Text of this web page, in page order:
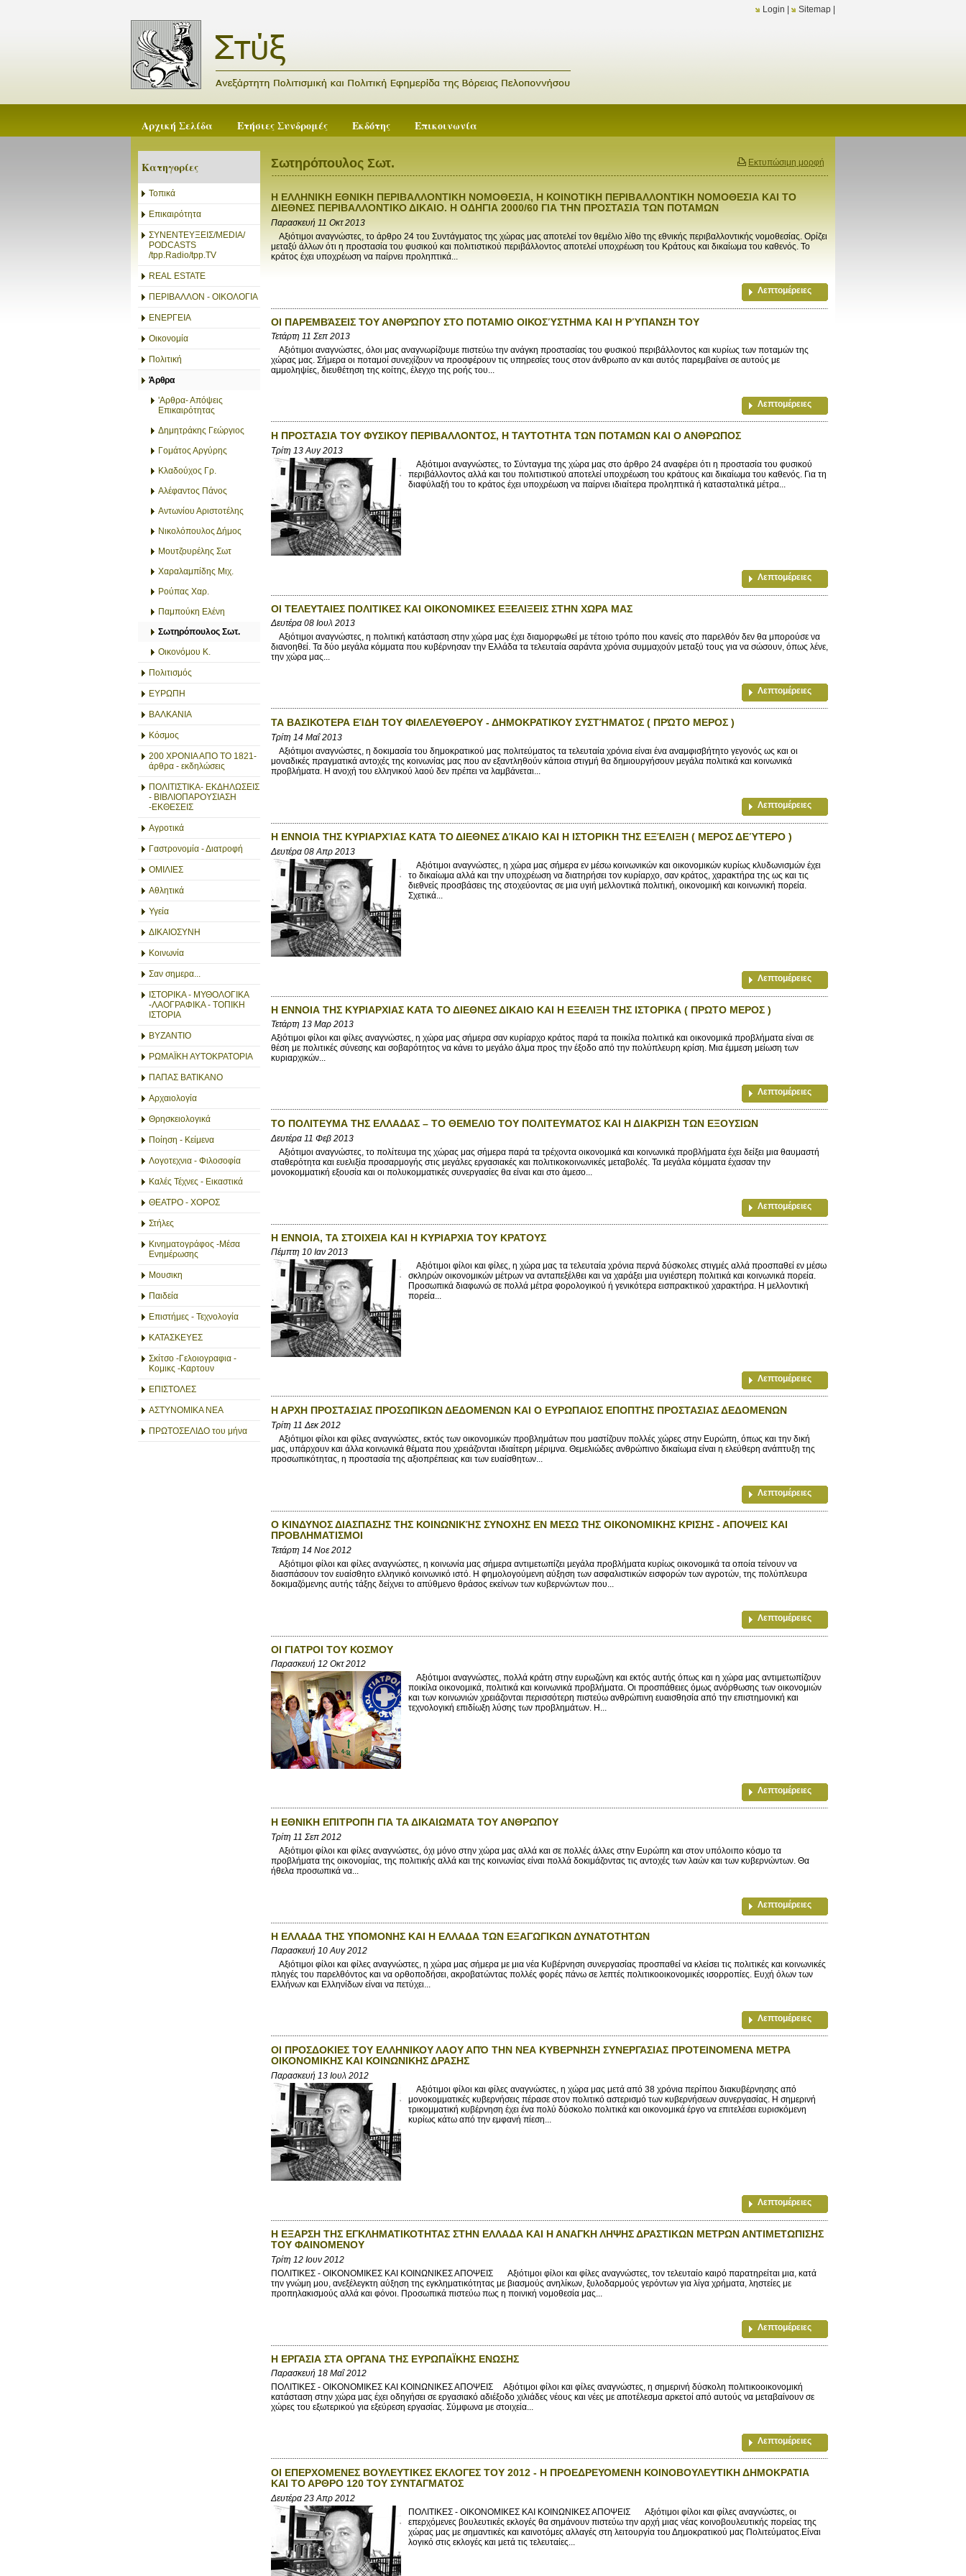
Login Sitemap
Αρχική Σελίδα Ετήσιες Συνδρομές Εκδότης Επικοινωνία
Κατηγορίες
Τοπικά
Επικαιρότητα
ΣΥΝΕΝΤΕΥΞΕΙΣ/MEDIA/
PODCASTS
/tpp.Radio/tpp.TV
REAL ESTATE
ΠΕΡΙΒΑΛΛΟΝ - ΟΙΚΟΛΟΓΙΑ
ΕΝΕΡΓΕΙΑ
Οικονομία
Πολιτική
Άρθρα
'Αρθρα- Απόψεις
Επικαιρότητας
Δημητράκης Γεώργιος
Γομάτος Αργύρης
Κλαδούχος Γρ.
Αλέφαντος Πάνος
Αντωνίου Αριστοτέλης
Νικολόπουλος Δήμος
Μουτζουρέλης Σωτ
Χαραλαμπίδης Μιχ.
Ρούπας Χαρ.
Παμπούκη Ελένη
Σωτηρόπουλος Σωτ.
Οικονόμου Κ.
Πολιτισμός
ΕΥΡΩΠΗ
ΒΑΛΚΑΝΙΑ
Κόσμος
200 ΧΡΟΝΙΑ ΑΠΟ ΤΟ 1821-
άρθρα - εκδηλώσεις
ΠΟΛΙΤΙΣΤΙΚΑ- ΕΚΔΗΛΩΣΕΙΣ
- ΒΙΒΛΙΟΠΑΡΟΥΣΙΑΣΗ
-ΕΚΘΕΣΕΙΣ
Αγροτικά
Γαστρονομία - Διατροφή
ΟΜΙΛΙΕΣ
Αθλητικά
Υγεία
ΔΙΚΑΙΟΣΥΝΗ
Κοινωνία
Σαν σημερα...
ΙΣΤΟΡΙΚΑ - ΜΥΘΟΛΟΓΙΚΑ
-ΛΑΟΓΡΑΦΙΚΑ - ΤΟΠΙΚΗ
ΙΣΤΟΡΙΑ
ΒΥΖΑΝΤΙΟ
ΡΩΜΑΪΚΗ ΑΥΤΟΚΡΑΤΟΡΙΑ
ΠΑΠΑΣ ΒΑΤΙΚΑΝΟ
Αρχαιολογία
Θρησκειολογικά
Ποίηση - Κείμενα
Λογοτεχνια - Φιλοσοφία
Καλές Τέχνες - Εικαστικά
ΘΕΑΤΡΟ - ΧΟΡΟΣ
Στήλες
Κινηματογράφος -Μέσα
Ενημέρωσης
Μουσικη
Παιδεία
Επιστήμες - Τεχνολογία
ΚΑΤΑΣΚΕΥΕΣ
Σκίτσο -Γελοιογραφια -
Κομικς -Καρτουν
ΕΠΙΣΤΟΛΕΣ
ΑΣΤΥΝΟΜΙΚΑ ΝΕΑ
ΠΡΩΤΟΣΕΛΙΔΟ του μήνα
Εκτυπώσιμη μορφή
Σωτηρόπουλος Σωτ.
Η ΕΛΛΗΝΙΚΗ ΕΘΝΙΚΗ ΠΕΡΙΒΑΛΛΟΝΤΙΚΗ ΝΟΜΟΘΕΣΙΑ, Η ΚΟΙΝΟΤΙΚΗ ΠΕΡΙΒΑΛΛΟΝΤΙΚΗ ΝΟΜΟΘΕΣΙΑ ΚΑΙ ΤΟ
ΔΙΕΘΝΕΣ ΠΕΡΙΒΑΛΛΟΝΤΙΚΟ ΔΙΚΑΙΟ. Η ΟΔΗΓΙΑ 2000/60 ΓΙΑ ΤΗΝ ΠΡΟΣΤΑΣΙΑ ΤΩΝ ΠΟΤΑΜΩΝ
Παρασκευή 11 Οκτ 2013
Αξιότιμοι αναγνώστες, το άρθρο 24 του Συντάγματος της χώρας μας αποτελεί τον θεμέλιο λίθο της εθνικής περιβαλλοντικής νομοθεσίας. Ορίζει
μεταξύ άλλων ότι η προστασία του φυσικού και πολιτιστικού περιβάλλοντος αποτελεί υποχρέωση του Κράτους και δικαίωμα του καθενός. Το
κράτος έχει υποχρέωση να παίρνει προληπτικά...
Λεπτομέρειες
ΟΙ ΠΑΡΕΜΒΆΣΕΙΣ ΤΟΥ ΑΝΘΡΏΠΟΥ ΣΤΟ ΠΟΤΑΜΙΟ ΟΙΚΟΣΎΣΤΗΜΑ ΚΑΙ Η ΡΎΠΑΝΣΗ ΤΟΥ
Τετάρτη 11 Σεπ 2013
Αξιότιμοι αναγνώστες, όλοι μας αναγνωρίζουμε πιστεύω την ανάγκη προστασίας του φυσικού περιβάλλοντος και κυρίως των ποταμών της
χώρας μας. Σήμερα οι ποταμοί συνεχίζουν να προσφέρουν τις υπηρεσίες τους στον άνθρωπο αν και αυτός παρεμβαίνει σε αυτούς με
αμμοληψίες, διευθέτηση της κοίτης, έλεγχο της ροής του...
Λεπτομέρειες
Η ΠΡΟΣΤΑΣΙΑ ΤΟΥ ΦΥΣΙΚΟΥ ΠΕΡΙΒΑΛΛΟΝΤΟΣ, Η ΤΑΥΤΟΤΗΤΑ ΤΩΝ ΠΟΤΑΜΩΝ ΚΑΙ Ο ΑΝΘΡΩΠΟΣ
Τρίτη 13 Αυγ 2013
Αξιότιμοι αναγνώστες, το Σύνταγμα της χώρα μας στο άρθρο 24 αναφέρει ότι η προστασία του φυσικού
περιβάλλοντος αλλά και του πολιτιστικού αποτελεί υποχρέωση του κράτους και δικαίωμα του καθενός. Για τη
διαφύλαξή του το κράτος έχει υποχρέωση να παίρνει ιδιαίτερα προληπτικά ή κατασταλτικά μέτρα...
Λεπτομέρειες
ΟΙ ΤΕΛΕΥΤΑΙΕΣ ΠΟΛΙΤΙΚΕΣ ΚΑΙ ΟΙΚΟΝΟΜΙΚΕΣ ΕΞΕΛΙΞΕΙΣ ΣΤΗΝ ΧΩΡΑ ΜΑΣ
Δευτέρα 08 Ιουλ 2013
Αξιότιμοι αναγνώστες, η πολιτική κατάσταση στην χώρα μας έχει διαμορφωθεί με τέτοιο τρόπο που κανείς στο παρελθόν δεν θα μπορούσε να
διανοηθεί. Τα δύο μεγάλα κόμματα που κυβέρνησαν την Ελλάδα τα τελευταία σαράντα χρόνια συμμαχούν μεταξύ τους για να σώσουν, όπως λένε,
την χώρα μας...
Λεπτομέρειες
ΤΑ ΒΑΣΙΚΟΤΕΡΑ ΕΊΔΗ ΤΟΥ ΦΙΛΕΛΕΥΘΕΡΟΥ - ΔΗΜΟΚΡΑΤΙΚΟΥ ΣΥΣΤΉΜΑΤΟΣ ( ΠΡΏΤΟ ΜΕΡΟΣ )
Τρίτη 14 Μαΐ 2013
Αξιότιμοι αναγνώστες, η δοκιμασία του δημοκρατικού μας πολιτεύματος τα τελευταία χρόνια είναι ένα αναμφισβήτητο γεγονός ως και οι
μοναδικές πραγματικά αντοχές της κοινωνίας μας που αν εξαντληθούν κάποια στιγμή θα δημιουργήσουν μεγάλα πολιτικά και κοινωνικά
προβλήματα. Η ανοχή του ελληνικού λαού δεν πρέπει να λαμβάνεται...
Λεπτομέρειες
Η ΕΝΝΟΙΑ ΤΗΣ ΚΥΡΙΑΡΧΊΑΣ ΚΑΤΆ ΤΟ ΔΙΕΘΝΕΣ ΔΊΚΑΙΟ ΚΑΙ Η ΙΣΤΟΡΙΚΗ ΤΗΣ ΕΞΈΛΙΞΗ ( ΜΕΡΟΣ ΔΕΎΤΕΡΟ )
Δευτέρα 08 Απρ 2013
Αξιότιμοι αναγνώστες, η χώρα μας σήμερα εν μέσω κοινωνικών και οικονομικών κυρίως κλυδωνισμών έχει
το δικαίωμα αλλά και την υποχρέωση να διατηρήσει τον κυρίαρχο, σαν κράτος, χαρακτήρα της ως και τις
διεθνείς προσβάσεις της στοχεύοντας σε μια υγιή μελλοντικά πολιτική, οικονομική και κοινωνική πορεία.
Σχετικά...
Λεπτομέρειες
Η ΕΝΝΟΙΑ ΤΗΣ ΚΥΡΙΑΡΧΙΑΣ ΚΑΤΑ ΤΟ ΔΙΕΘΝΕΣ ΔΙΚΑΙΟ ΚΑΙ Η ΕΞΕΛΙΞΗ ΤΗΣ ΙΣΤΟΡΙΚΑ ( ΠΡΩΤΟ ΜΕΡΟΣ )
Τετάρτη 13 Μαρ 2013
Αξιότιμοι φίλοι και φίλες αναγνώστες, η χώρα μας σήμερα σαν κυρίαρχο κράτος παρά τα ποικίλα πολιτικά και οικονομικά προβλήματα είναι σε
θέση με πολιτικές σύνεσης και σοβαρότητος να κάνει το μεγάλο άλμα προς την έξοδο από την πολύπλευρη κρίση. Μια έμμεση μείωση των
κυριαρχικών...
Λεπτομέρειες
ΤΟ ΠΟΛΙΤΕΥΜΑ ΤΗΣ ΕΛΛΑΔΑΣ – ΤΟ ΘΕΜΕΛΙΟ ΤΟΥ ΠΟΛΙΤΕΥΜΑΤΟΣ ΚΑΙ Η ΔΙΑΚΡΙΣΗ ΤΩΝ ΕΞΟΥΣΙΩΝ
Δευτέρα 11 Φεβ 2013
Αξιότιμοι αναγνώστες, το πολίτευμα της χώρας μας σήμερα παρά τα τρέχοντα οικονομικά και κοινωνικά προβλήματα έχει δείξει μια θαυμαστή
σταθερότητα και ευελιξία προσαρμογής στις μεγάλες εργασιακές και πολιτικοκοινωνικές μεταβολές. Τα μεγάλα κόμματα έχασαν την
μονοκομματική εξουσία και οι πολυκομματικές συνεργασίες θα είναι και στο άμεσο...
Λεπτομέρειες
Η ΕΝΝΟΙΑ, ΤΑ ΣΤΟΙΧΕΙΑ ΚΑΙ Η ΚΥΡΙΑΡΧΙΑ ΤΟΥ ΚΡΑΤΟΥΣ
Πέμπτη 10 Ιαν 2013
Αξιότιμοι φίλοι και φίλες, η χώρα μας τα τελευταία χρόνια περνά δύσκολες στιγμές αλλά προσπαθεί εν μέσω
σκληρών οικονομικών μέτρων να ανταπεξέλθει και να χαράξει μια υγιέστερη πολιτικά και κοινωνικά πορεία.
Προσωπικά διαφωνώ σε πολλά μέτρα φορολογικού ή γενικότερα εισπρακτικού χαρακτήρα. Η μελλοντική
πορεία...
Λεπτομέρειες
Η ΑΡΧΗ ΠΡΟΣΤΑΣΙΑΣ ΠΡΟΣΩΠΙΚΩΝ ΔΕΔΟΜΕΝΩΝ ΚΑΙ Ο ΕΥΡΩΠΑΙΟΣ ΕΠΟΠΤΗΣ ΠΡΟΣΤΑΣΙΑΣ ΔΕΔΟΜΕΝΩΝ
Τρίτη 11 Δεκ 2012
Αξιότιμοι φίλοι και φίλες αναγνώστες, εκτός των οικονομικών προβλημάτων που μαστίζουν πολλές χώρες στην Ευρώπη, όπως και την δική
μας, υπάρχουν και άλλα κοινωνικά θέματα που χρειάζονται ιδιαίτερη μέριμνα. Θεμελιώδες ανθρώπινο δικαίωμα είναι η ελεύθερη ανάπτυξη της
προσωπικότητας, η προστασία της αξιοπρέπειας και των ευαίσθητων...
Λεπτομέρειες
Ο ΚΙΝΔΥΝΟΣ ΔΙΑΣΠΑΣΗΣ ΤΗΣ ΚΟΙΝΩΝΙΚΉΣ ΣΥΝΟΧΗΣ ΕΝ ΜΕΣΩ ΤΗΣ ΟΙΚΟΝΟΜΙΚΗΣ ΚΡΙΣΗΣ - ΑΠΟΨΕΙΣ ΚΑΙ
ΠΡΟΒΛΗΜΑΤΙΣΜΟΙ
Τετάρτη 14 Νοε 2012
Αξιότιμοι φίλοι και φίλες αναγνώστες, η κοινωνία μας σήμερα αντιμετωπίζει μεγάλα προβλήματα κυρίως οικονομικά τα οποία τείνουν να
διασπάσουν τον ευαίσθητο ελληνικό κοινωνικό ιστό. Η φημολογούμενη αύξηση των ασφαλιστικών εισφορών των αγροτών, της πολύπλευρα
δοκιμαζόμενης αυτής τάξης δείχνει το απύθμενο θράσος εκείνων των κυβερνώντων που...
Λεπτομέρειες
ΟΙ ΓΙΑΤΡΟΙ ΤΟΥ ΚΟΣΜΟΥ
Παρασκευή 12 Οκτ 2012
Αξιότιμοι αναγνώστες, πολλά κράτη στην ευρωζώνη και εκτός αυτής όπως και η χώρα μας αντιμετωπίζουν
ποικίλα οικονομικά, πολιτικά και κοινωνικά προβλήματα. Οι προσπάθειες όμως ανόρθωσης των οικονομιών
και των κοινωνιών χρειάζονται περισσότερη πιστεύω ανθρώπινη ευαισθησία από την επιστημονική και
τεχνολογική επιδίωξη λύσης των προβλημάτων. Η...
Λεπτομέρειες
Η ΕΘΝΙΚΗ ΕΠΙΤΡΟΠΗ ΓΙΑ ΤΑ ΔΙΚΑΙΩΜΑΤΑ ΤΟΥ ΑΝΘΡΩΠΟΥ
Τρίτη 11 Σεπ 2012
Αξιότιμοι φίλοι και φίλες αναγνώστες, όχι μόνο στην χώρα μας αλλά και σε πολλές άλλες στην Ευρώπη και στον υπόλοιπο κόσμο τα
προβλήματα της οικονομίας, της πολιτικής αλλά και της κοινωνίας είναι πολλά δοκιμάζοντας τις αντοχές των λαών και των κυβερνώντων. Θα
ήθελα προσωπικά να...
Λεπτομέρειες
Η ΕΛΛΑΔΑ ΤΗΣ ΥΠΟΜΟΝΗΣ ΚΑΙ Η ΕΛΛΑΔΑ ΤΩΝ ΕΞΑΓΩΓΙΚΩΝ ΔΥΝΑΤΟΤΗΤΩΝ
Παρασκευή 10 Αυγ 2012
Αξιότιμοι φίλοι και φίλες αναγνώστες, η χώρα μας σήμερα με μια νέα Κυβέρνηση συνεργασίας προσπαθεί να κλείσει τις πολιτικές και κοινωνικές
πληγές του παρελθόντος και να ορθοποδήσει, ακροβατώντας πολλές φορές πάνω σε λεπτές πολιτικοοικονομικές ισορροπίες. Ευχή όλων των
Ελλήνων και Ελληνίδων είναι να πετύχει...
Λεπτομέρειες
ΟΙ ΠΡΟΣΔΟΚΙΕΣ ΤΟΥ ΕΛΛΗΝΙΚΟΥ ΛΑΟΥ ΑΠΌ ΤΗΝ ΝΕΑ ΚΥΒΕΡΝΗΣΗ ΣΥΝΕΡΓΑΣΙΑΣ ΠΡΟΤΕΙΝΟΜΕΝΑ ΜΕΤΡΑ
ΟΙΚΟΝΟΜΙΚΗΣ ΚΑΙ ΚΟΙΝΩΝΙΚΗΣ ΔΡΑΣΗΣ
Παρασκευή 13 Ιουλ 2012
Αξιότιμοι φίλοι και φίλες αναγνώστες, η χώρα μας μετά από 38 χρόνια περίπου διακυβέρνησης από
μονοκομματικές κυβερνήσεις πέρασε στον πολιτικό αστερισμό των κυβερνήσεων συνεργασίας. Η σημερινή
τρικομματική κυβέρνηση έχει ένα πολύ δύσκολο πολιτικά και οικονομικά έργο να επιτελέσει ευρισκόμενη
κυρίως κάτω από την εμφανή πίεση...
Λεπτομέρειες
Η ΕΞΑΡΣΗ ΤΗΣ ΕΓΚΛΗΜΑΤΙΚΟΤΗΤΑΣ ΣΤΗΝ ΕΛΛΑΔΑ ΚΑΙ Η ΑΝΑΓΚΗ ΛΗΨΗΣ ΔΡΑΣΤΙΚΩΝ ΜΕΤΡΩΝ ΑΝΤΙΜΕΤΩΠΙΣΗΣ
ΤΟΥ ΦΑΙΝΟΜΕΝΟΥ
Τρίτη 12 Ιουν 2012
ΠΟΛΙΤΙΚΕΣ - ΟΙΚΟΝΟΜΙΚΕΣ ΚΑΙ ΚΟΙΝΩΝΙΚΕΣ ΑΠΟΨΕΙΣ Αξιότιμοι φίλοι και φίλες αναγνώστες, τον τελευταίο καιρό παρατηρείται μια, κατά
την γνώμη μου, ανεξέλεγκτη αύξηση της εγκληματικότητας με βιασμούς ανηλίκων, ξυλοδαρμούς γερόντων για λίγα χρήματα, ληστείες με
προπηλακισμούς αλλά και φόνοι. Προσωπικά πιστεύω πως η ποινική νομοθεσία μας...
Λεπτομέρειες
Η ΕΡΓΑΣΙΑ ΣΤΑ ΟΡΓΑΝΑ ΤΗΣ ΕΥΡΩΠΑΪΚΗΣ ΕΝΩΣΗΣ
Παρασκευή 18 Μαΐ 2012
ΠΟΛΙΤΙΚΕΣ - ΟΙΚΟΝΟΜΙΚΕΣ ΚΑΙ ΚΟΙΝΩΝΙΚΕΣ ΑΠΟΨΕΙΣ Αξιότιμοι φίλοι και φίλες αναγνώστες, η σημερινή δύσκολη πολιτικοοικονομική
κατάσταση στην χώρα μας έχει οδηγήσει σε εργασιακό αδιέξοδο χιλιάδες νέους και νέες με αποτέλεσμα αρκετοί από αυτούς να μεταβαίνουν σε
χώρες του εξωτερικού για εξεύρεση εργασίας. Σύμφωνα με στοιχεία...
Λεπτομέρειες
ΟΙ ΕΠΕΡΧΟΜΕΝΕΣ ΒΟΥΛΕΥΤΙΚΕΣ ΕΚΛΟΓΕΣ ΤΟΥ 2012 - Η ΠΡΟΕΔΡΕΥΟΜΕΝΗ ΚΟΙΝΟΒΟΥΛΕΥΤΙΚΗ ΔΗΜΟΚΡΑΤΙΑ
ΚΑΙ ΤΟ ΑΡΘΡΟ 120 ΤΟΥ ΣΥΝΤΑΓΜΑΤΟΣ
Δευτέρα 23 Απρ 2012
ΠΟΛΙΤΙΚΕΣ - ΟΙΚΟΝΟΜΙΚΕΣ ΚΑΙ ΚΟΙΝΩΝΙΚΕΣ ΑΠΟΨΕΙΣ Αξιότιμοι φίλοι και φίλες αναγνώστες, οι
επερχόμενες βουλευτικές εκλογές θα σημάνουν πιστεύω την αρχή μιας νέας κοινοβουλευτικής πορείας της
χώρας μας με σημαντικές και καινοτόμες αλλαγές στη λειτουργία του Δημοκρατικού μας Πολιτεύματος.Είναι
λογικό στις εκλογές και μετά τις τελευταίες...